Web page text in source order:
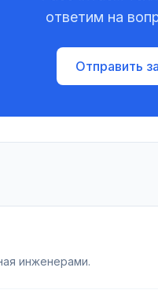
ответим на
Отправить
инженерами.